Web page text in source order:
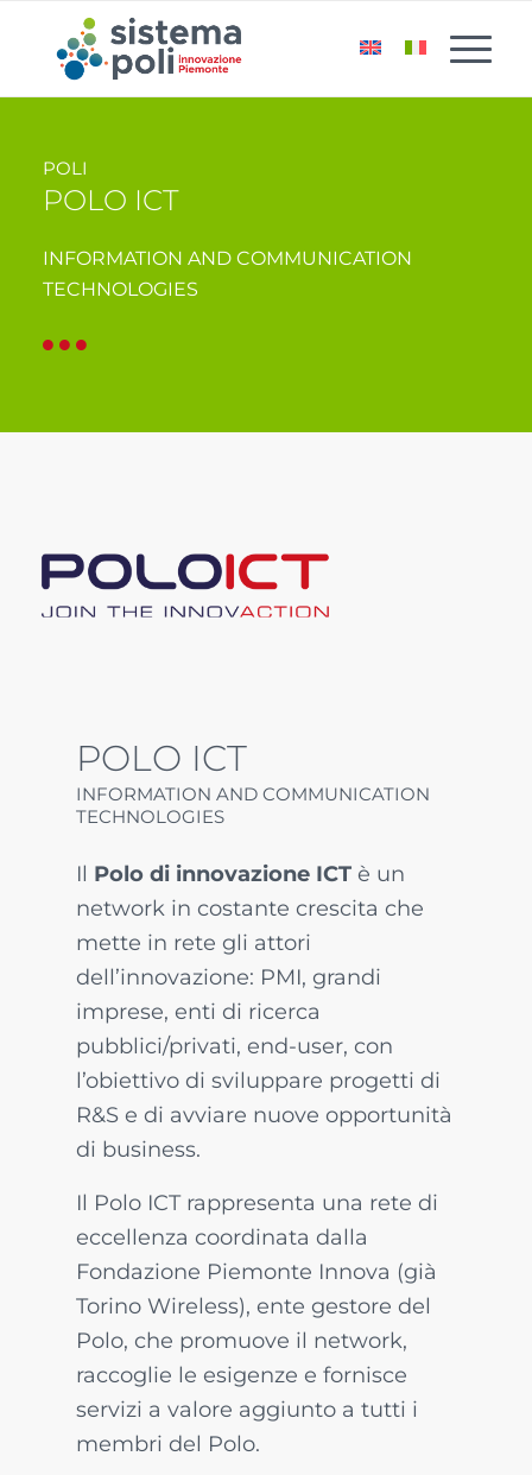
POLI
POLO ICT
INFORMATION AND COMMUNICATION
TECHNOLOGIES
POLO ICT
INFORMATION AND COMMUNICATION
TECHNOLOGIES
Il Polo di innovazione ICTè un
network in costante crescita che
mette in rete gli attori
dell’innovazione: PMI, grandi
imprese, enti di ricerca
pubblici/privati, end-user, con
l’obiettivo di sviluppare progetti di
R&S e di avviare nuove opportunità
di business.
Il Polo ICT rappresenta una rete di
eccellenza coordinata dalla
Fondazione Piemonte Innova (già
Torino Wireless), ente gestore del
Polo, che promuove il network,
raccoglie le esigenze e fornisce
servizi a valore aggiunto a tutti i
membri del Polo.